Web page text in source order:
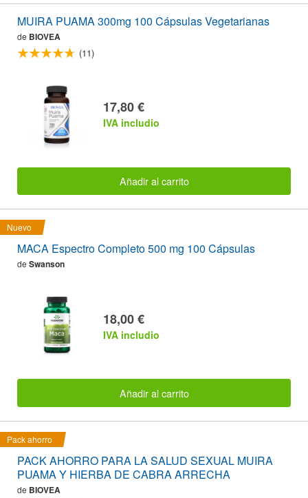
MUIRA PUAMA 300mg 100 Cápsulas Vegetarianas
de BIOVEA
(11)
17,80 €
IVA includio
Añadir al carrito
Nuevo
MACA Espectro Completo 500 mg 100 Cápsulas
de Swanson
18,00 €
IVA includio
Añadir al carrito
Pack ahorro
PACK AHORRO PARA LA SALUD SEXUAL MUIRA
PUAMA Y HIERBA DE CABRA ARRECHA
de BIOVEA